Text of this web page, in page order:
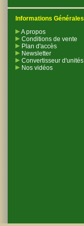
Informations Générales
A propos
Conditions de vente
Plan d'accès
Newsletter
Convertisseur d'unités
Nos vidéos